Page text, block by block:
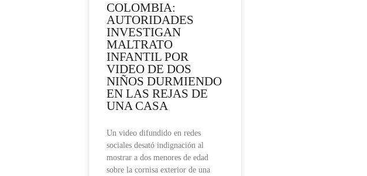
COLOMBIA:
AUTORIDADES
INVESTIGAN
MALTRATO
INFANTIL POR
VIDEO DE DOS
NIÑOS DURMIENDO
EN LAS REJAS DE
UNA CASA
Un video difundido en redes
sociales desató indignación al
mostrar a dos menores de edad
sobre la cornisa exterior de una